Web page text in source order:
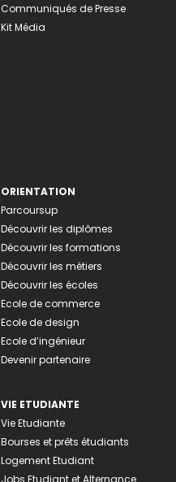
Communiqués de Presse
Kit Média
ORIENTATION
Parcoursup
Découvrir les diplômes
Découvrir les formations
Découvrir les métiers
Découvrir les écoles
Ecole de commerce
Ecole de design
Ecole d’ingénieur
Devenir partenaire
VIE ETUDIANTE
Vie Etudiante
Bourses et prêts étudiants
Logement Etudiant
Jobs Etudiant et Alternance